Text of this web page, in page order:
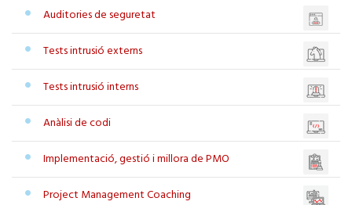
Auditories de seguretat
Tests intrusió externs
Tests intrusió interns
Anàlisi de codi
Implementació, gestió i millora de PMO
Project Management Coaching